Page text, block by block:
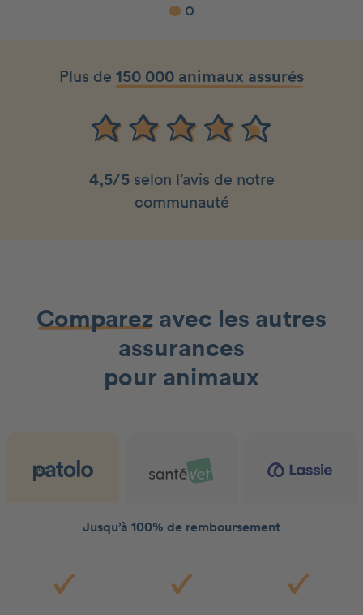
Plus de 150 000 animaux assurés
4,5/5selon l’avis de notre
communauté
Comparez avec les autres
assurances
pour animaux
Jusqu’à 100% de remboursement